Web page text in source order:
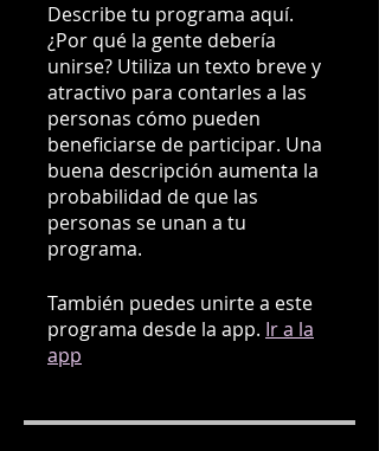
Describe tu programa aquí.
¿Por qué la gente debería
unirse? Utiliza un texto breve y
atractivo para contarles a las
personas cómo pueden
beneficiarse de participar. Una
buena descripción aumenta la
probabilidad de que las
personas se unan a tu
programa.
También puedes unirte a este
programa desde la app. Ir a la
app